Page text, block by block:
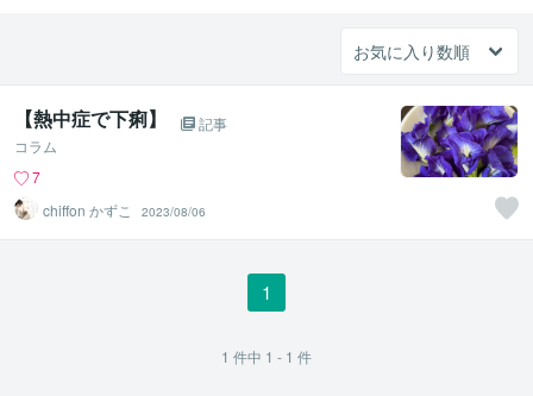
【熱中症で下痢】
記事
コラム
7
chiffon かずこ
2023/08/06
1
1 件中 1 - 1 件